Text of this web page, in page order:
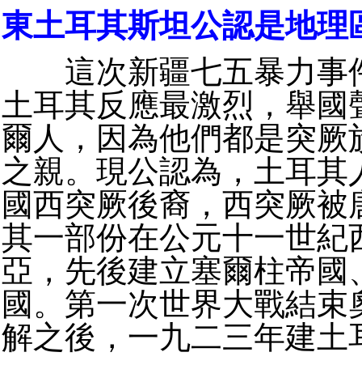
東土耳其斯坦公認是地理
這次新疆七五暴力事
土耳其反應最激烈，舉國
爾人，因為他們都是突厥
之親。現公認為，土耳其
國西突厥後裔，西突厥被
其一部份在公元十一世紀
亞，先後建立塞爾柱帝國
國。第一次世界大戰結束
解之後，一九二三年建土